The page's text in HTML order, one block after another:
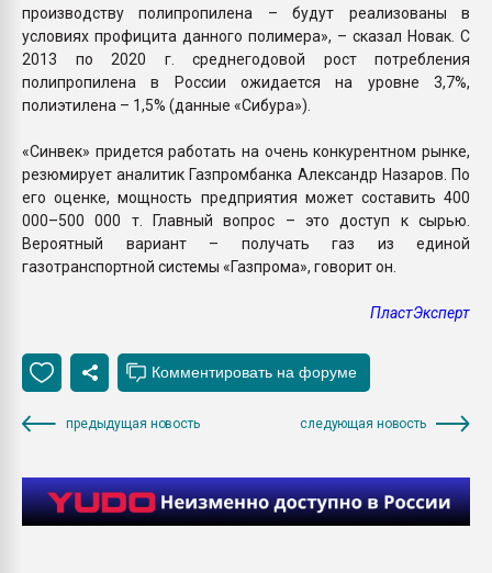
производству полипропилена – будут реализованы в
условиях профицита данного полимера», – сказал Новак. С
2013 по 2020 г. среднегодовой рост потребления
полипропилена в России ожидается на уровне 3,7%,
полиэтилена – 1,5% (данные «Сибура»).
«Синвек» придется работать на очень конкурентном рынке,
резюмирует аналитик Газпромбанка Александр Назаров. По
его оценке, мощность предприятия может составить 400
000–500 000 т. Главный вопрос – это доступ к сырью.
Вероятный вариант – получать газ из единой
газотранспортной системы «Газпрома», говорит он.
ПластЭксперт
предыдущая новость следующая новость